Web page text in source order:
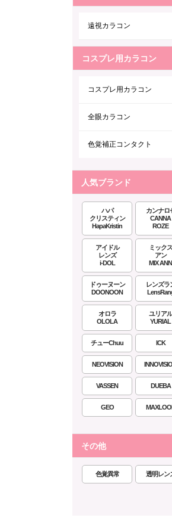
遠視カラコン
コスプレ用カラコン
コスプレ用カラコン
全眼カラコン
色覚補正コンタクト
人気ブランド
ハパ
クリスティン
HapaKristin
カンナロ
CANNA
ROZE
アイドル
レンズ
i-DOL
ミックス
アン
MIX ANN
ドゥーヌーン
DOONOON
レンズラ
オロラ
OLOLA
ユリアル
YURIAL
チューChuu ICK
NEOVISION
VASSEN DUEBA
GEO
その他
色覚異常 透明レン